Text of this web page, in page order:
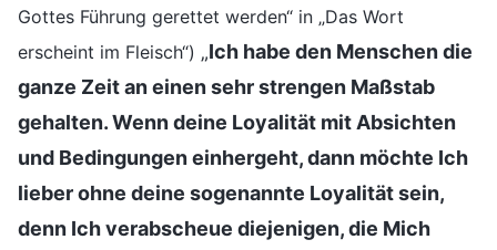
Gottes Führung gerettet werden“ in „Das Wort
erscheint im Fleisch“) „Ich habe den Menschen die
ganze Zeit an einen sehr strengen Maßstab
gehalten. Wenn deine Loyalität mit Absichten
und Bedingungen einhergeht, dann möchte Ich
lieber ohne deine sogenannte Loyalität sein,
denn Ich verabscheue diejenigen, die Mich